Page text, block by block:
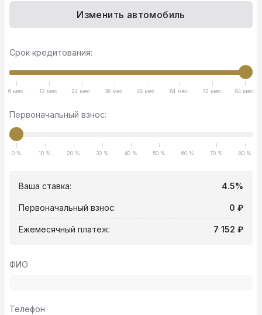
Изменить автомобиль
Срок кредитования:
6 мес. 12 мес. 24 мес. 36 мес. 48 мес. 64 мес. 72 мес. 84 мес.
Первоначальный взнос:
0 % 10 % 20 % 30 % 40 % 50 % 60 % 70 % 80 %
Ваша ставка: 4.5%
Первоначальный взнос: 0 ₽
Ежемесячный платеж: 7 152 ₽
ФИО
Телефон